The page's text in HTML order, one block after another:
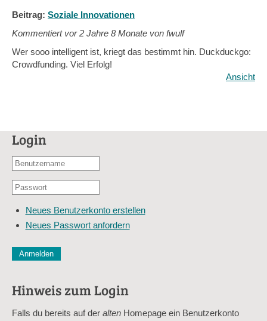
Beitrag: Soziale Innovationen
Kommentiert vor2 Jahre 8 Monate von fwulf
Wer sooo intelligent ist, kriegt das bestimmt hin. Duckduckgo:
Crowdfunding. Viel Erfolg!
Ansicht
Login
Benutzername
E-
Adresse
Passwort
Neues Benutzerkonto erstellen
Neues Passwort anfordern
Diese Sicherheitsfrage überprüft, ob Sie ein menschlicher
Sag mir nicht, wie viele Sternlein stehen
Hinweis zum Login
Falls du bereits auf der alten Homepage ein Benutzerkonto